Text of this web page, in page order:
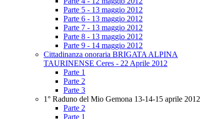
Parte 5 - 13 maggio 2012
Parte 6 - 13 maggio 2012
Parte 7 - 13 maggio 2012
Parte 8 - 13 maggio 2012
Parte 9 - 14 maggio 2012
Cittadinanza onoraria BRIGATA ALPINA
TAURINENSE Ceres - 22 Aprile 2012
Parte 1
Parte 2
Parte 3
1° Raduno del Mio Gemona 13-14-15 aprile 2012
Parte 2
Parte 1